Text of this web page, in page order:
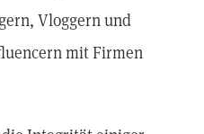
Vloggern und
mit Firmen